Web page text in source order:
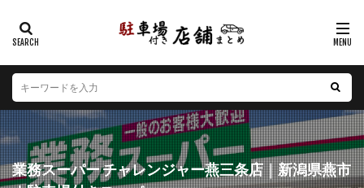
業務スーパー チャレンジャー燕三条店｜新潟県燕市
カテゴリー
エリア
北海道 青森県 岩手県 宮城県
秋田県
山形県
福島県 茨城県 栃木県
群馬県
埼玉県
千葉県 東京都 神奈川県
新潟県